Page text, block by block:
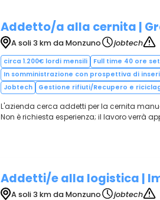
Addetto/a alla cernita |
A soli 3 km da Monzuno jobtech
circa 1.200€ lordi mensili
Full time 40 ore
In somministrazione con prospettiva di
Jobtech
Gestione rifiuti/Recupero e
L'azienda cerca addetti per la cernita
Non è richiesta esperienza; il lavoro verrà
Addetti/e alla logistica |
A soli 3 km da Monzuno
jobtech